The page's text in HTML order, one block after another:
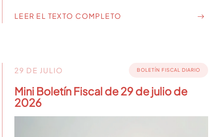
LEER EL TEXTO COMPLETO
29 DE JULIO BOLETÍN FISCAL DIARIO
Mini Boletín Fiscal de 29 de julio de
2026